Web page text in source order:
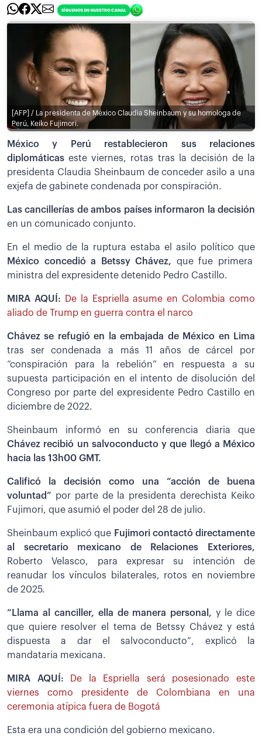
[AFP] / La presidenta de México Claudia Sheinbaum y su homologa de
Perú, Keiko Fujimori.
México y Perú restablecieron sus relaciones
diplomáticaseste viernes, rotas tras la decisión de la
presidenta Claudia Sheinbaum de conceder asilo a una
exjefa de gabinete condenada por conspiración.
Las cancillerías de ambos países informaron la decisión
en un comunicado conjunto.
En el medio de la ruptura estaba el asilo político que
México concedió a Betssy Chávez, que fue primera
ministra del expresidente detenido Pedro Castillo.
MIRA AQUÍ:
De la Espriella asume en Colombia como
aliado de Trump en guerra contra el narco
Chávez se refugió en la embajada de México en Lima
tras ser condenada a más 11 años de cárcel por
“conspiración para la rebelión” en respuesta a su
supuesta participación en el intento de disolución del
Congreso por parte del expresidente Pedro Castillo en
diciembre de 2022.
Sheinbaum informó en su conferencia diaria que
Chávez recibió un salvoconducto y que llegó a México
hacia las 13h00 GMT.
Calificó la decisión como una “acción de buena
voluntad” por parte de la presidenta derechista Keiko
Fujimori, que asumió el poder del 28 de julio.
Sheinbaum explicó que Fujimori contactó directamente
al secretario mexicano de Relaciones Exteriores,
Roberto Velasco, para expresar su intención de
reanudar los vínculos bilaterales, rotos en noviembre
de 2025.
“Llama al canciller, ella de manera personal, y le dice
que quiere resolver el tema de Betssy Chávez y está
dispuesta a dar el salvoconducto”, explicó la
mandataria mexicana.
MIRA AQUÍ:
De la Espriella será posesionado este
viernes como presidente de Colombiana en una
ceremonia atípica fuera de Bogotá
Esta era una condición del gobierno mexicano.